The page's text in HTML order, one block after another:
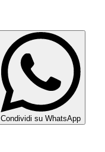
Condividi su WhatsApp